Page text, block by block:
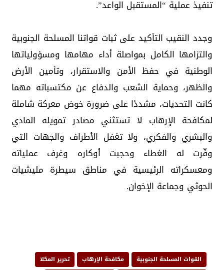
تنفيذ عملية “المستقبل الواعد”.
وجدد النقيب التأكيد على ثبات قواتنا المسلحة الجنوبية
والتزامها الكامل بمواصلة أداء مهامها ومسؤولياتها
الوطنية في حفظ الأمن والاستقرار، وتأمين الأرض
والظهر، وحماية الشعب والدفاع عن مكتسباته مهما
كانت التحديات، مشددًا على ضرورة خوض معركة شاملة
لمكافحة الإرهاب لا تستثني مصادر تمويله المادي
والبشري والفكري، ولا تغفل الأطراف والجهات التي
وفّرت له الغطاء وحجبت أوكاره وغرف عملياته
ومعسكراته الرئيسية في مناطق سيطرة مليشيات
الحوثي وجماعة الإخوان.
القوات المسلحة الجنوبية مكافحة الإرهاب
تحرير المكلا